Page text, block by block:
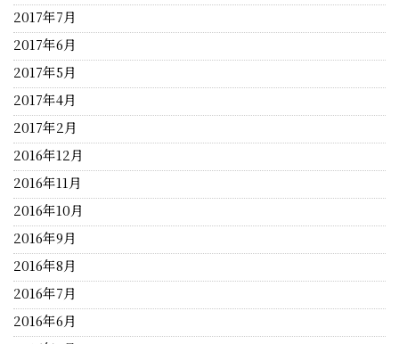
2017年7月
2017年6月
2017年5月
2017年4月
2017年2月
2016年12月
2016年11月
2016年10月
2016年9月
2016年8月
2016年7月
2016年6月